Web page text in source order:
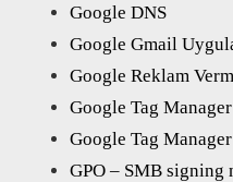
Google DNS
Google Gmail
Google Reklam
Google Tag
Google Tag
GPO – SMB signing